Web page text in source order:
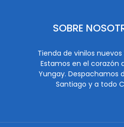
SOBRE
Tienda de vinilos nuevos
Estamos en el corazón
Yungay. Despachamos
Santiago y a todo